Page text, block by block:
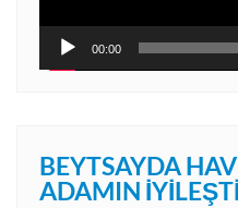
00:00
BEYTSAYDA
ADAMIN